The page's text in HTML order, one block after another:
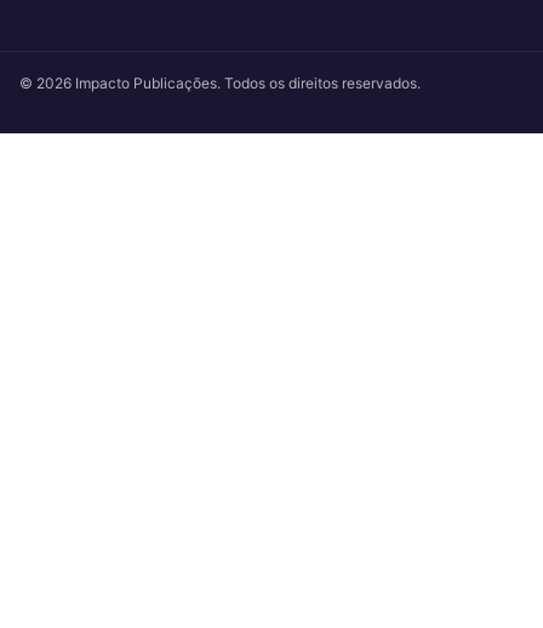
© 2026 Impacto Publicações. Todos os direitos reservados.